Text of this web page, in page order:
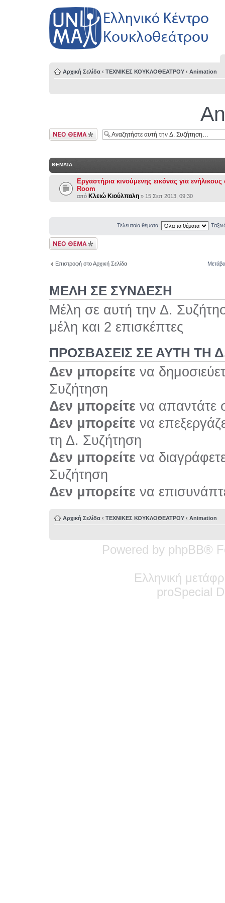
Αρχική Σελίδα ‹ ΤΕΧΝΙΚΕΣ ΚΟΥΚΛΟΘΕΑΤΡΟΥ ‹ Animation
Δημιουργία νέου
θέματος
ΘΕΜΑΤΑ
Εργαστήρια κινούμενης εικόνας για
Room
από Κλειώ Κιούλπαλη » 15 Σεπ 2013, 09:30
Τελευταία θέματα:
Δημιουργία νέου
θέματος
Επιστροφή στο Αρχική Σελίδα
ΜΕΛΗ ΣΕ ΣΥΝΔΕΣΗ
Μέλη σε αυτή την Δ.
μέλη και 2 επισκέπτες
ΠΡΟΣΒΆΣΕΙΣ ΣΕ ΑΥΤΉ ΤΗ
Δεν μπορείτε να
Συζήτηση
Δεν μπορείτε να απαντάτε
Δεν μπορείτε να
τη Δ. Συζήτηση
Δεν μπορείτε να
Συζήτηση
Δεν μπορείτε να
Αρχική Σελίδα ‹ ΤΕΧΝΙΚΕΣ ΚΟΥΚΛΟΘΕΑΤΡΟΥ ‹ Animation
Powered by phpBB®
Ελληνική
proSpecial